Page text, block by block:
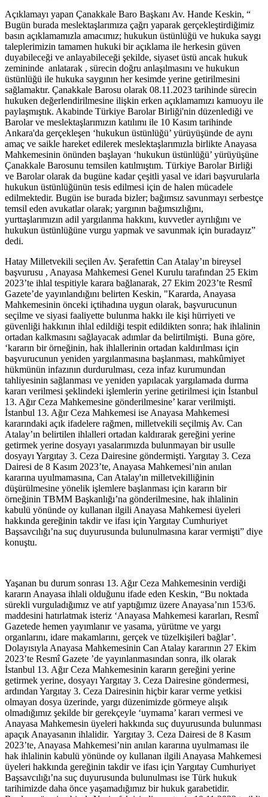
Açıklamayı yapan Çanakkale Baro Başkanı Av. Hande Keskin, “
Bugün burada meslektaşlarımıza çağrı yaparak gerçekleştirdiğimiz
basın açıklamamızla amacımız; hukukun üstünlüğü ve hukuka saygı
taleplerimizin tamamen hukuki bir açıklama ile herkesin güven
duyabileceği ve anlayabileceği şekilde, siyaset üstü ancak hukuk
zemininde anlatarak , sürecin doğru anlaşılmasını ve hukukun
üstünlüğü ile hukuka saygının her kesimde yerine getirilmesini
sağlamaktır. Çanakkale Barosu olarak 08.11.2023 tarihinde sürecin
hukuken değerlendirilmesine ilişkin erken açıklamamızı kamuoyu ile
paylaşmıştık. Akabinde Türkiye Barolar Birliği'nin düzenlediği ve
Barolar ve meslektaşlarımızın katılımı ile 10 Kasım tarihinde
Ankara'da gerçekleşen ‘hukukun üstünlüğü’ yürüyüşünde de aynı
amaç ve saikle hareket edilerek meslektaşlarımızla birlikte Anayasa
Mahkemesinin önünden başlayan ‘hukukun üstünlüğü’ yürüyüşüne
Çanakkale Barosunu temsilen katılmıştım. Türkiye Barolar Birliği
ve Barolar olarak da bugüne kadar çeşitli yasal ve idari başvurularla
hukukun üstünlüğünün tesis edilmesi için de halen mücadele
edilmektedir. Bugün ise burada bizler; bağımsız savunmayı serbestçe
temsil eden avukatlar olarak; yargının bağımsızlığını,
yurttaşlarımızın adil yargılanma hakkını, kuvvetler ayrılığını ve
hukukun üstünlüğüne vurgu yapmak ve savunmak için buradayız”
dedi.
Hatay Milletvekili seçilen Av. Şerafettin Can Atalay’ın bireysel
başvurusu , Anayasa Mahkemesi Genel Kurulu tarafından 25 Ekim
2023’te ihlal tespitiyle karara bağlanarak, 27 Ekim 2023’te Resmî
Gazete’de yayınlandığını belirten Keskin, "Kararda, Anayasa
Mahkemesinin önceki içtihadına uygun olarak, başvurucunun
seçilme ve siyasi faaliyette bulunma hakkı ile kişi hürriyeti ve
güvenliği hakkının ihlal edildiği tespit edildikten sonra; hak ihlalinin
ortadan kalkmasını sağlayacak adımlar da belirtilmişti. Buna göre,
‘kararın bir örneğinin, hak ihlallerinin ortadan kaldırılması için
başvurucunun yeniden yargılanmasına başlanması, mahkûmiyet
hükmünün infazının durdurulması, ceza infaz kurumundan
tahliyesinin sağlanması ve yeniden yapılacak yargılamada durma
kararı verilmesi şeklindeki işlemlerin yerine getirilmesi için İstanbul
13. Ağır Ceza Mahkemesine gönderilmesine’ karar verilmişti.
İstanbul 13. Ağır Ceza Mahkemesi ise Anayasa Mahkemesi
kararındaki açık ifadelere rağmen, milletvekili seçilmiş Av. Can
Atalay’ın belirtilen ihlalleri ortadan kaldırarak gereğini yerine
getirmek yerine dosyayı yasalarımızda bulunmayan bir usulle
dosyayı Yargıtay 3. Ceza Dairesine göndermişti. Yargıtay 3. Ceza
Dairesi de 8 Kasım 2023’te, Anayasa Mahkemesi’nin anılan
kararına uyulmamasına, Can Atalay'ın milletvekilliğinin
düşürülmesine yönelik işlemlere başlanması için kararın bir
örneğinin TBMM Başkanlığı’na gönderilmesine, hak ihlalinin
kabulü yönünde oy kullanan ilgili Anayasa Mahkemesi üyeleri
hakkında gereğinin takdir ve ifası için Yargıtay Cumhuriyet
Başsavcılığı’na suç duyurusunda bulunulmasına karar vermişti” diye
konuştu.
Yaşanan bu durum sonrası 13. Ağır Ceza Mahkemesinin verdiği
kararın Anayasa ihlali olduğunu ifade eden Keskin, “Bu noktada
sürekli vurguladığımız ve atıf yaptığımız üzere Anayasa’nın 153/6.
maddesini hatırlatmak isteriz ‘Anayasa Mahkemesi kararları, Resmî
Gazetede hemen yayımlanır ve yasama, yürütme ve yargı
organlarını, idare makamlarını, gerçek ve tüzelkişileri bağlar’.
Dolayısıyla Anayasa Mahkemesinin Can Atalay kararının 27 Ekim
2023’te Resmî Gazete ’de yayınlanmasından sonra, ilk olarak
İstanbul 13. Ağır Ceza Mahkemesinin kararın gereğini yerine
getirmek yerine, dosyayı Yargıtay 3. Ceza Dairesine göndermesi,
ardından Yargıtay 3. Ceza Dairesinin hiçbir karar verme yetkisi
olmayan dosya üzerinde, yargı düzenimizde görmeye alışık
olmadığımız şekilde bir gerekçeyle ‘uymama’ kararı vermesi ve
Anayasa Mahkemesin üyeleri hakkında suç duyurusunda bulunması
apaçık Anayasanın ihlalidir. Yargıtay 3. Ceza Dairesi de 8 Kasım
2023’te, Anayasa Mahkemesi’nin anılan kararına uyulmaması ile
hak ihlalinin kabulü yönünde oy kullanan ilgili Anayasa Mahkemesi
üyeleri hakkında gereğinin takdir ve ifası için Yargıtay Cumhuriyet
Başsavcılığı’na suç duyurusunda bulunulması ise Türk hukuk
tarihimizde daha önce yaşamadığımız bir hukuk garabetidir.